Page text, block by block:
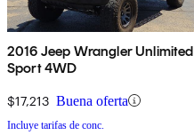
2016 Jeep Wrangler Unlimited
Sport 4WD
$17,213 Buena oferta
Incluye tarifas de conc.